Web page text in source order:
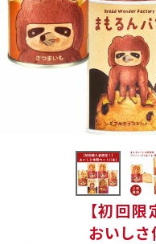
【初回限
おいし